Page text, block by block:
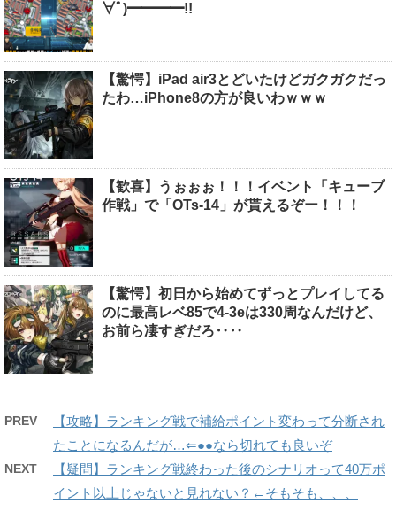
∀ﾟ)━━━━!!
【驚愕】iPad air3とどいたけどガクガクだっ
たわ…iPhone8の方が良いわｗｗｗ
【歓喜】うぉぉぉ！！！イベント「キューブ
作戦」で「OTs-14」が貰えるぞー！！！
【驚愕】初日から始めてずっとプレイしてる
のに最高レベ85で4-3eは330周なんだけど、
お前ら凄すぎだろ‥‥
PREV
【攻略】ランキング戦で補給ポイント変わって分断され
たことになるんだが…⇐●●なら切れても良いぞ
NEXT
【疑問】ランキング戦終わった後のシナリオって40万ポ
イント以上じゃないと見れない？←そもそも、、、